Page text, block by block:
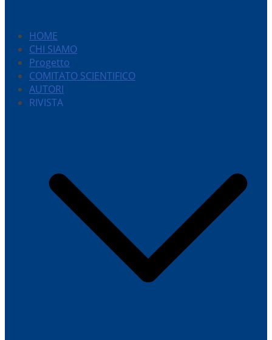
HOME
CHI SIAMO
Progetto
COMITATO SCIENTIFICO
AUTORI
RIVISTA